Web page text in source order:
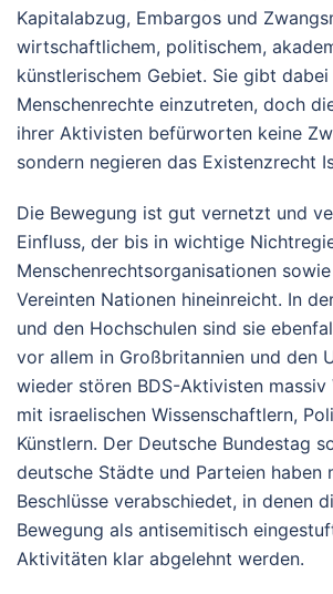
Kapitalabzug, Embargos und
wirtschaftlichem, politischem,
künstlerischem Gebiet. Sie gibt
Menschenrechte einzutreten, doch
ihrer Aktivisten befürworten keine
sondern negieren das Existenzrecht
Die Bewegung ist gut vernetzt und
Einfluss, der bis in wichtige
Menschenrechtsorganisationen
Vereinten Nationen hineinreicht. In
und den Hochschulen sind sie
vor allem in Großbritannien und den
wieder stören BDS-Aktivisten massiv
mit israelischen Wissenschaftlern,
Künstlern. Der Deutsche Bundestag
deutsche Städte und Parteien haben
Beschlüsse verabschiedet, in denen
Bewegung als antisemitisch
Aktivitäten klar abgelehnt werden.